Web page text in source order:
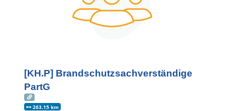
[KH.P] Brandschutzsachverständige
PartG
263.15 km